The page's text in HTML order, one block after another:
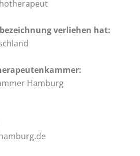
verliehen hat:
Hamburg